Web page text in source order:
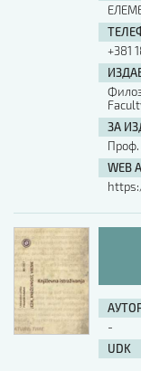
АУТОР / AUTHOR
ISBN
ISSN
+381
ЗА
Проф.
WEB
-
UDK